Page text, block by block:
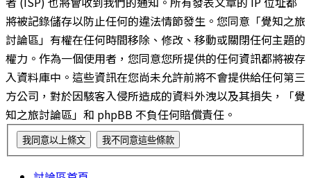
將被記錄儲存以防止任何的違法情節發生。您同意「覺知之旅
討論區」有權在任何時間移除、修改、移動或關閉任何主題的
權力。作為一個使用者，您同意您所提供的任何資訊都將被存
入資料庫中。這些資訊在您尚未允許前將不會提供給任何第三
方公司，對於因駭客入侵所造成的資料外洩以及其損失，「覺
知之旅討論區」和 phpBB 不負任何賠償責任。